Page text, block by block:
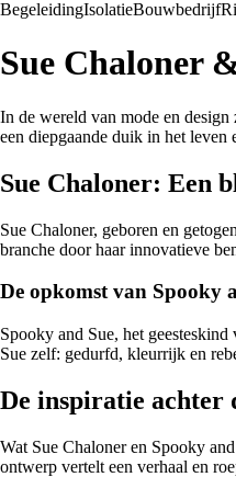
BegeleidingIsolatieBouwbedrijf
Sue Chaloner
In de wereld van mode en
een diepgaande duik in het
Sue Chaloner: Een
Sue Chaloner, geboren en
branche door haar innovatieve
De opkomst van Spooky
Spooky and Sue, het
Sue zelf: gedurfd, kleurrijk en
De inspiratie achter
Wat Sue Chaloner en Spooky
ontwerp vertelt een verhaal en